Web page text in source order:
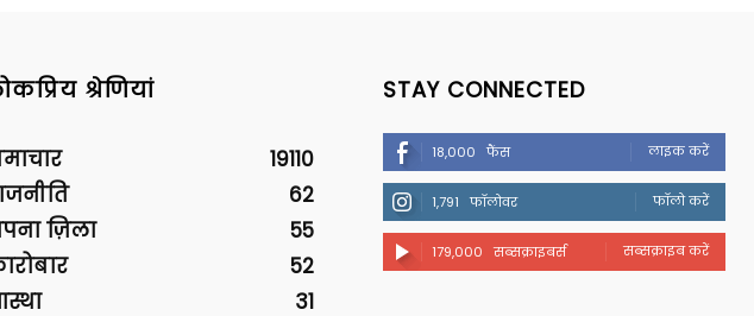
श्रेणियां
19110
62
ज़िला
55
52
31
STAY CONNECTED
18,000 फैंस लाइक करें
1,791 फॉलोवर फॉलो करें
179,000 सब्सक्राइबर्स सब्सक्राइब करें